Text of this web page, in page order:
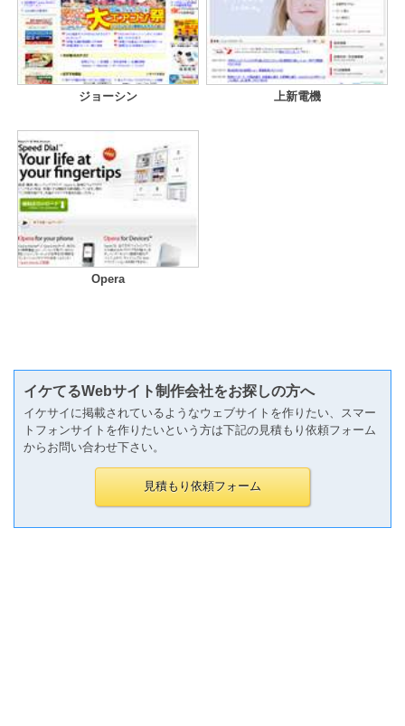
ジョーシン 上新電機
Opera
イケてるWebサイト制作会社をお探しの方へ
イケサイに掲載されているようなウェブサイトを作りたい、スマー
トフォンサイトを作りたいという方は下記の見積もり依頼フォーム
からお問い合わせ下さい。